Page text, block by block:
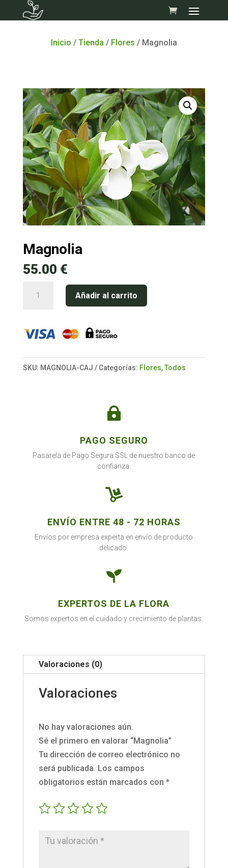
Inicio / Tienda / Flores / Magnolia
Magnolia
55.00 €
Añadir al carrito
SKU: MAGNOLIA-CAJ Categorías: Flores,Todos

PAGO SEGURO
Pasarela de Pago Segura SSL de nuestro banco de
confianza.

ENVÍO ENTRE 48 - 72 HORAS
Envíos por empresa experta en envío de producto
delicado.

EXPERTOS DE LA FLORA
Somos expertos en el cuidado y crecimiento de plantas.
Valoraciones (0)
Valoraciones
No hay valoraciones aún.
Sé el primero en valorar “Magnolia”
Tu dirección de correo electrónico no
será publicada. Los campos
obligatorios están marcados con *